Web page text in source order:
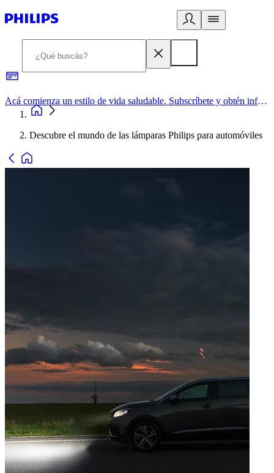
Acá comienza un estilo de vida saludable. Subscríbete y obtén información de primera mano
Descubre el mundo de las lámparas Philips para automóviles